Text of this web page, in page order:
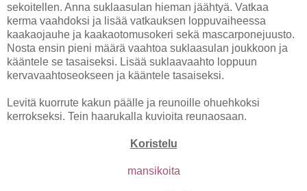
sekoitellen. Anna suklaasulan hieman jäähtyä. Vatkaa
kerma vaahdoksi ja lisää vatkauksen loppuvaiheessa
kaakaojauhe ja kaakaotomusokeri sekä mascarponejuusto.
Nosta ensin pieni määrä vaahtoa suklaasulan joukkoon ja
kääntele se tasaiseksi. Lisää suklaavaahto loppuun
kervavaahtoseokseen ja kääntele tasaiseksi.
Levitä kuorrute kakun päälle ja reunoille ohuehkoksi
kerrokseksi. Tein haarukalla kuvioita reunaosaan.
Koristelu
mansikoita